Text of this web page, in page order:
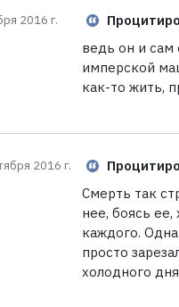
2016 г.
ведь он и сам
имперской
как-то жить,
2016 г.
Смерть так
нее, боясь
каждого.
просто
холодного